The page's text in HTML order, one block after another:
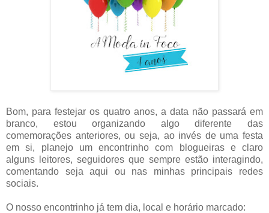
Bom, para festejar os quatro anos, a data não passará em
branco, estou organizando algo diferente das
comemorações anteriores, ou seja, ao invés de uma festa
em si, planejo um encontrinho com blogueiras e claro
alguns leitores, seguidores que sempre estão interagindo,
comentando seja aqui ou nas minhas principais redes
sociais.
O nosso encontrinho já tem dia, local e horário marcado: